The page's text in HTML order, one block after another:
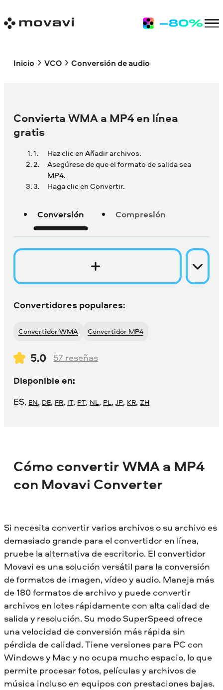
Inicio VCO Conversión de audio
Convierta WMA a MP4 en línea
gratis
Haz clic en Añadir archivos.
Asegúrese de que el formato de salida sea
MP4.
Haga clic en Convertir.
Conversión Compresión
Convertidores populares:
Convertidor WMA Convertidor MP4
5.0 57 reseñas
Disponible en:
ES, EN, DE, FR, IT, PT, NL, PL,JP, KR,ZH
Cómo convertir WMA a MP4
con Movavi Converter
Si necesita convertir varios archivos o su archivo es
demasiado grande para el convertidor en línea,
pruebe la alternativa de escritorio. El convertidor
Movavi es una solución versátil para la conversión
de formatos de imagen, vídeo y audio. Maneja más
de 180 formatos de archivo y puede convertir
archivos en lotes rápidamente con alta calidad de
salida y resolución. Su modo SuperSpeed ofrece
una velocidad de conversión más rápida sin
pérdida de calidad. Tiene versiones para PC con
Windows y Mac y no ocupa mucho espacio, lo que
permite procesar fotos, películas y archivos de
música incluso en equipos con prestaciones bajas.